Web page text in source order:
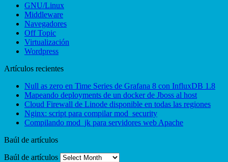
GNU/Linux
Middleware
Navegadores
Off Topic
Virtualización
Wordpress
Artículos recientes
Null as zero en Time Series de Grafana 8 con InfluxDB 1.8
Mapeando deployments de un docker de Jboss al host
Cloud Firewall de Linode disponible en todas las regiones
Nginx: script para compilar mod_security
Compilando mod_jk para servidores web Apache
Baúl de artículos
Baúl de artículos